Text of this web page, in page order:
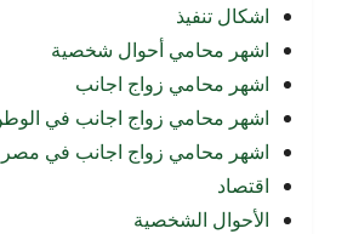
اشكال تنفيذ
اشهر محامي أحوال شخصية
اشهر محامي زواج اجانب
اشهر محامي زواج اجانب في
اشهر محامي زواج اجانب في مصر
اقتصاد
الأحوال الشخصية